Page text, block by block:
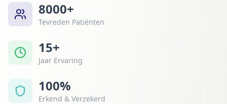
8000+
Tevreden Patiënten
15+
Jaar Ervaring
100%
Erkend & Verzekerd